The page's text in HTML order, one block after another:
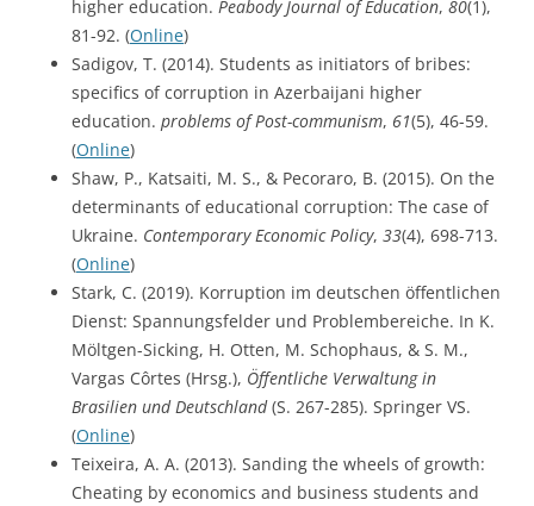
higher education. Peabody Journal of Education, 80(1),
81-92. (Online)
Sadigov, T. (2014). Students as initiators of bribes:
specifics of corruption in Azerbaijani higher
education. problems of Post-communism, 61(5), 46-59.
(Online)
Shaw, P., Katsaiti, M. S., & Pecoraro, B. (2015). On the
determinants of educational corruption: The case of
Ukraine. Contemporary Economic Policy, 33(4), 698-713.
(Online)
Stark, C. (2019). Korruption im deutschen öffentlichen
Dienst: Spannungsfelder und Problembereiche. In K.
Möltgen-Sicking, H. Otten, M. Schophaus, & S. M.,
Vargas Côrtes (Hrsg.), Öffentliche Verwaltung in
Brasilien und Deutschland(S. 267-285). Springer VS.
(Online)
Teixeira, A. A. (2013). Sanding the wheels of growth:
Cheating by economics and business students and